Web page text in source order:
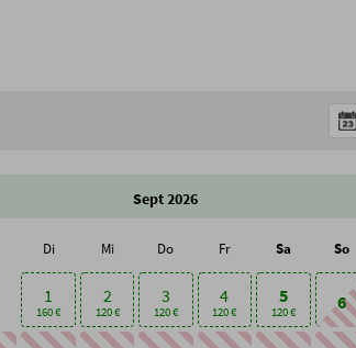
Sept 2026
Di Mi Do Fr Sa So
1
160 €
2
120 €
3
120 €
4
120 €
5
120 € 6